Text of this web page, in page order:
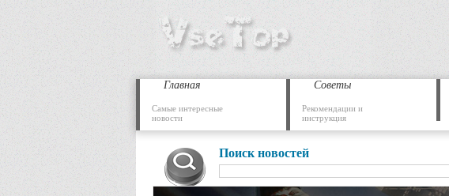
Главная
Самые интересные
новости
Советы
Рекомендации и
инструкция
Поиск новостей